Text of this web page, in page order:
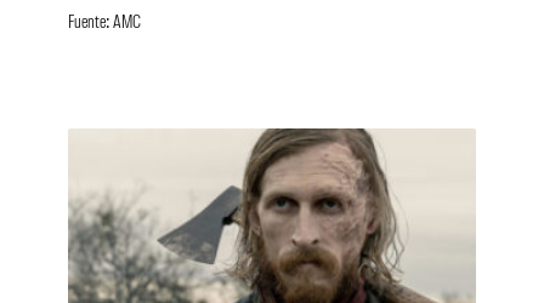
Fuente: AMC